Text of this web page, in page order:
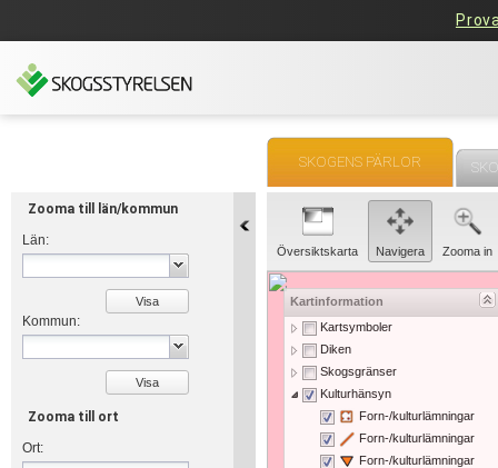
SKOGENS PÄRLOR
Zooma till län/kommun
Län:
Visa
Kommun:
Visa
Zooma till ort
Ort:
Översiktskarta Navigera Zooma in
Kartinformation
Kartsymboler
Diken
Skogsgränser
Kulturhänsyn
Forn-/kulturlämningar
Forn-/kulturlämningar
Forn-/kulturlämningar